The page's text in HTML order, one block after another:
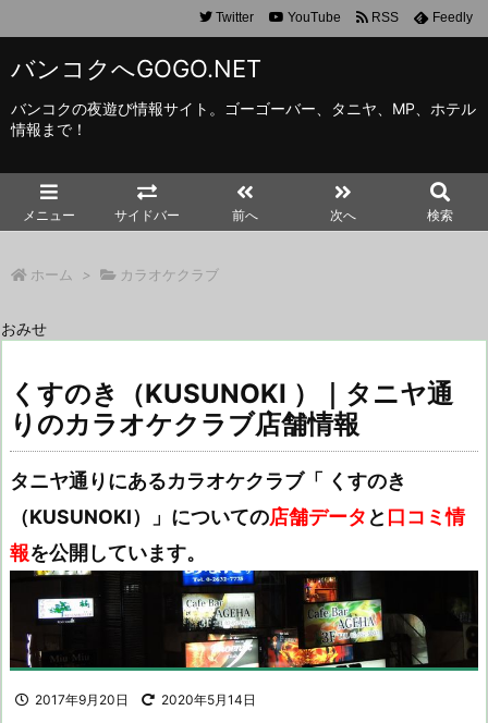
バンコクへGOGO.NET
バンコクの夜遊び情報サイト。ゴーゴーバー、タニヤ、MP、ホテル
情報まで！
メニュー サイドバー 前へ 次へ 検索
Twitter YouTube RSS Feedly
ホーム > カラオケクラブ
おみせ
くすのき（KUSUNOKI ）｜タニヤ通
りのカラオケクラブ店舗情報
タニヤ通りにあるカラオケクラブ「 くすのき
（KUSUNOKI）」についての店舗データ と 口コミ情
報を公開しています。
2017年9月20日 2020年5月14日